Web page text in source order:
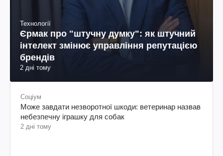
Технології
Єрмак про "штучну думку": як штучний
інтелект змінює управління репутацією
брендів
2 дні тому
Соціум
Може завдати незворотної шкоди: ветеринар назвав
небезпечну іграшку для собак
2 дні тому